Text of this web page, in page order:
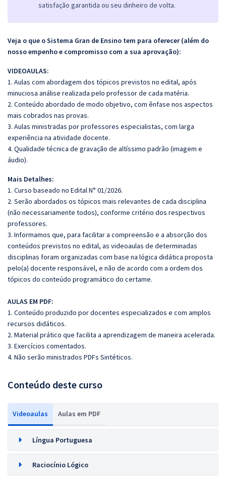
satisfação garantida ou seu dinheiro de volta.
Veja o que o Sistema Gran de Ensino tem para oferecer (além do
nosso empenho e compromisso com a sua aprovação):
VIDEOAULAS:
1. Aulas com abordagem dos tópicos previstos no edital, após
minuciosa análise realizada pelo professor de cada matéria.
2. Conteúdo abordado de modo objetivo, com ênfase nos aspectos
mais cobrados nas provas.
3. Aulas ministradas por professores especialistas, com larga
experiência na atividade docente.
4. Qualidade técnica de gravação de altíssimo padrão (imagem e
áudio).
Mais Detalhes:
1. Curso baseado no Edital N° 01/2026.
2. Serão abordados os tópicos mais relevantes de cada disciplina
(não necessariamente todos), conforme critério dos respectivos
professores.
3. Informamos que, para facilitar a compreensão e a absorção dos
conteúdos previstos no edital, as videoaulas de determinadas
disciplinas foram organizadas com base na lógica didática proposta
pelo(a) docente responsável, e não de acordo com a ordem dos
tópicos do conteúdo programático do certame.
AULAS EM PDF:
1. Conteúdo produzido por docentes especializados e com amplos
recursos didáticos.
2. Material prático que facilita a aprendizagem de maneira acelerada.
3. Exercícios comentados.
4. Não serão ministrados PDFs Sintéticos.
Conteúdo deste curso
Videoaulas Aulas em PDF
Língua Portuguesa
Raciocínio Lógico